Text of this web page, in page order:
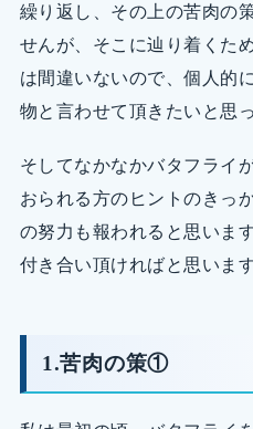
繰り返し、その上の苦肉の
せんが、そこに辿り着くた
は間違いないので、個人的
物と言わせて頂きたいと思
そしてなかなかバタフライ
おられる方のヒントのきっ
の努力も報われると思いま
付き合い頂ければと思います
1.苦肉の策①